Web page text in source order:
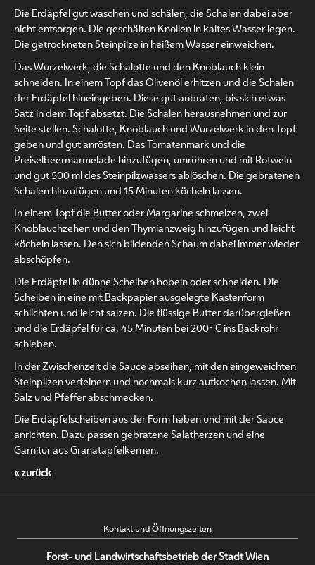
Die Erdäpfel gut waschen und schälen, die Schalen dabei aber
nicht entsorgen. Die geschälten Knollen in kaltes Wasser legen.
Die getrockneten Steinpilze in heißem Wasser einweichen.
Das Wurzelwerk, die Schalotte und den Knoblauch klein
schneiden. In einem Topf das Olivenöl erhitzen und die Schalen
der Erdäpfel hineingeben. Diese gut anbraten, bis sich etwas
Satz in dem Topf absetzt. Die Schalen herausnehmen und zur
Seite stellen. Schalotte, Knoblauch und Wurzelwerk in den Topf
geben und gut anrösten. Das Tomatenmark und die
Preiselbeermarmelade hinzufügen, umrühren und mit Rotwein
und gut 500 ml des Steinpilzwassers ablöschen. Die gebratenen
Schalen hinzufügen und 15 Minuten köcheln lassen.
In einem Topf die Butter oder Margarine schmelzen, zwei
Knoblauchzehen und den Thymianzweig hinzufügen und leicht
köcheln lassen. Den sich bildenden Schaum dabei immer wieder
abschöpfen.
Die Erdäpfel in dünne Scheiben hobeln oder schneiden. Die
Scheiben in eine mit Backpapier ausgelegte Kastenform
schlichten und leicht salzen. Die flüssige Butter darübergießen
und die Erdäpfel für ca. 45 Minuten bei 200° C ins Backrohr
schieben.
In der Zwischenzeit die Sauce abseihen, mit den eingeweichten
Steinpilzen verfeinern und nochmals kurz aufkochen lassen. Mit
Salz und Pfeffer abschmecken.
Die Erdäpfelscheiben aus der Form heben und mit der Sauce
anrichten. Dazu passen gebratene Salatherzen und eine
Garnitur aus Granatapfelkernen.
« zurück
Kontakt und Öffnungszeiten
Forst- und Landwirtschaftsbetrieb der Stadt Wien